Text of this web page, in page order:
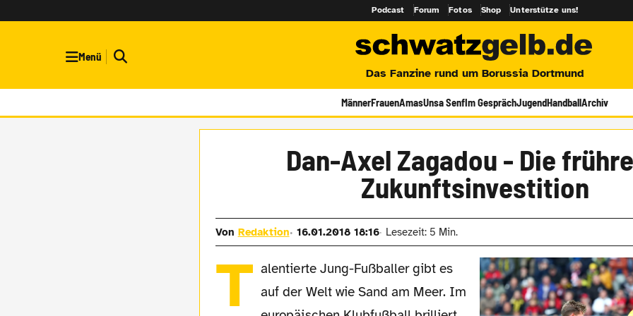
Podcast Forum Fotos Shop Unterstütze uns!
Menü
Das Fanzine rund um Borussia Dortmund
MännerFrauenAmasUnsa SenfIm GesprächJugendHandballArchiv
Dan-Axel Zagadou - Die
Zukunftsinvestition
Von Redaktion 16.01.2018 18:16 Lesezeit: 5 Min.
T alentierte Jung-Fußballer gibt es
auf der Welt wie Sand am Meer. Im